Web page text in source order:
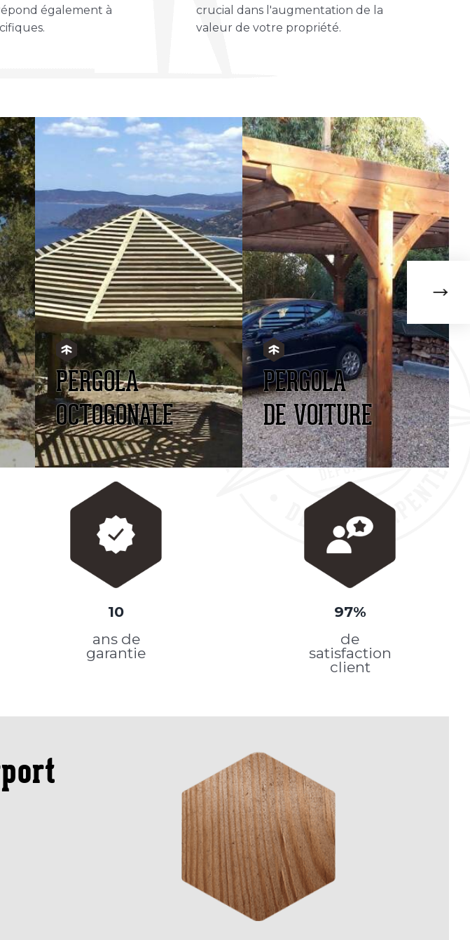
également à
crucial dans l'augmentation de la
valeur de votre propriété.
PERGOLA
OCTOGONALE
PERGOLA
DE VOITURE
10
ans de
garantie
97%
de
satisfaction
client